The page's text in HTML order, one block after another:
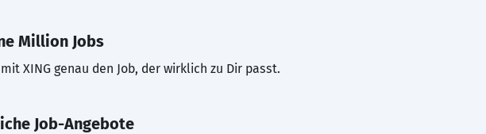
Million Jobs
XING genau den Job, der wirklich zu Dir passt.
Job-Angebote